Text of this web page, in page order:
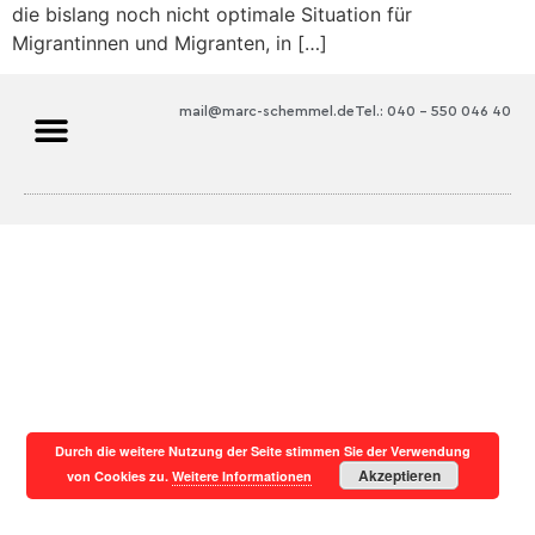
die bislang noch nicht optimale Situation für
Migrantinnen und Migranten, in […]
Tel.: 040 – 550 046 40
mail@marc-schemmel.de
Durch die weitere Nutzung der Seite stimmen Sie der Verwendung
von Cookies zu.Weitere Informationen Akzeptieren